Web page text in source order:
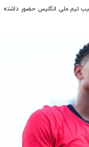
تیم ملی انگلیس حضور داشته